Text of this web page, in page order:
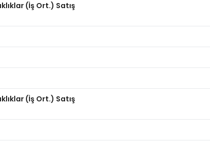
(İş Ort.) Satış
(İş Ort.) Satış